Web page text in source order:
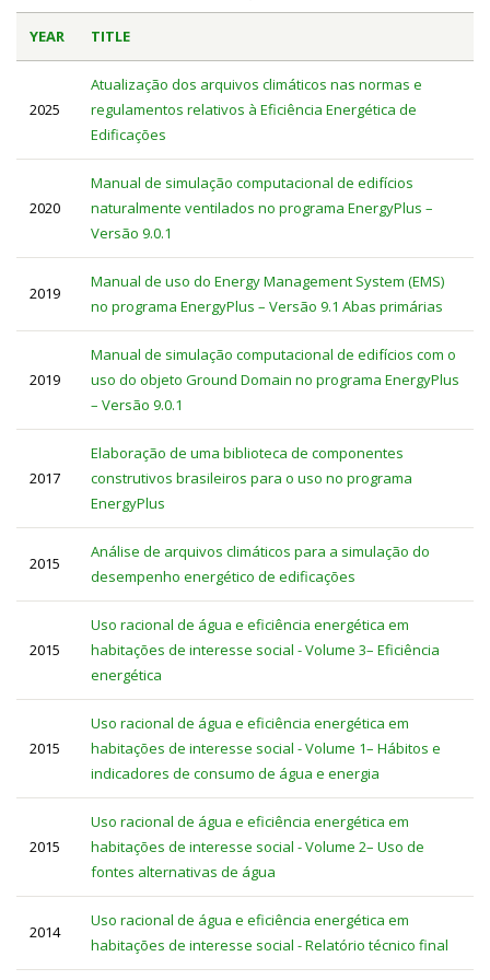
YEAR TITLE
2025
Atualização dos arquivos climáticos nas normas e
regulamentos relativos à Eficiência Energética de
Edificações
2020
Manual de simulação computacional de edifícios
naturalmente ventilados no programa EnergyPlus –
Versão 9.0.1
2019
Manual de uso do Energy Management System (EMS)
no programa EnergyPlus – Versão 9.1 Abas primárias
2019
Manual de simulação computacional de edifícios com o
uso do objeto Ground Domain no programa EnergyPlus
– Versão 9.0.1
2017
Elaboração de uma biblioteca de componentes
construtivos brasileiros para o uso no programa
EnergyPlus
2015
Análise de arquivos climáticos para a simulação do
desempenho energético de edificações
2015
Uso racional de água e eficiência energética em
habitações de interesse social - Volume 3– Eficiência
energética
2015
Uso racional de água e eficiência energética em
habitações de interesse social - Volume 1– Hábitos e
indicadores de consumo de água e energia
2015
Uso racional de água e eficiência energética em
habitações de interesse social - Volume 2– Uso de
fontes alternativas de água
2014
Uso racional de água e eficiência energética em
habitações de interesse social - Relatório técnico final